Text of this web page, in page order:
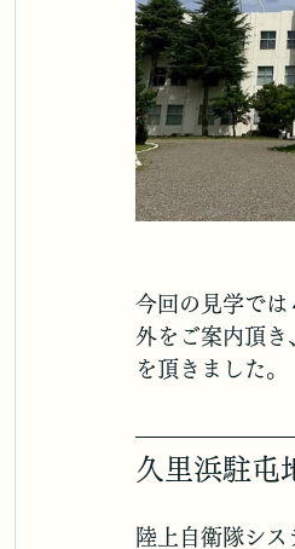
今回の見学では
外をご案内頂
を頂きました。
久里浜駐屯
陸上自衛隊シ